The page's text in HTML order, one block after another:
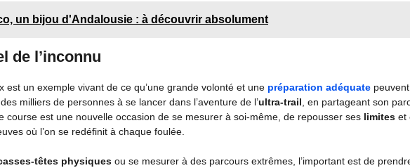
un bijou d'Andalousie : à découvrir absolument
de l’inconnu
est un exemple vivant de ce qu’une grande volonté et une préparation adéquate peuvent
milliers de personnes à se lancer dans l’aventure de l’ultra-trail, en partageant son
course est une nouvelle occasion de se mesurer à soi-même, de repousser ses limites et
où l’on se redéfinit à chaque foulée.
têtes physiques ou se mesurer à des parcours extrêmes, l’important est de